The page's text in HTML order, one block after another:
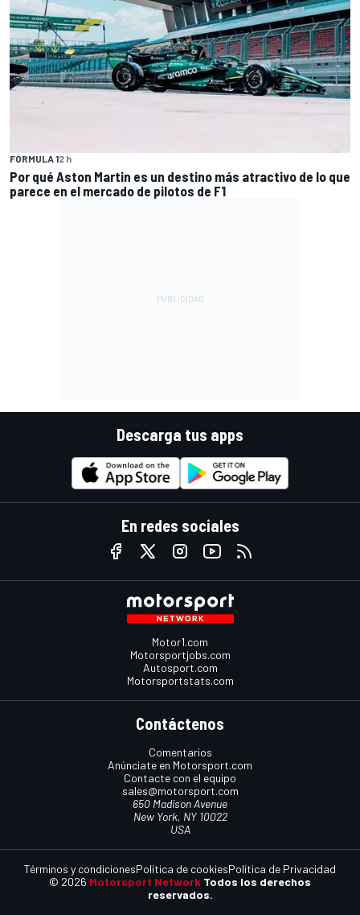
FÓRMULA 12 h
Por qué Aston Martin es un destino más atractivo de lo que
parece en el mercado de pilotos de F1
Descarga tus apps
En redes sociales
Motor1.com
Motorsportjobs.com
Autosport.com
Motorsportstats.com
Contáctenos
Comentarios
Anúnciate en Motorsport.com
Contacte con el equipo
sales@motorsport.com
650 Madison Avenue
New York, NY 10022
USA
© 2026 Motorsport Network Todos los derechos
reservados.
Términos y condicionesPolítica de cookiesPolítica de Privacidad